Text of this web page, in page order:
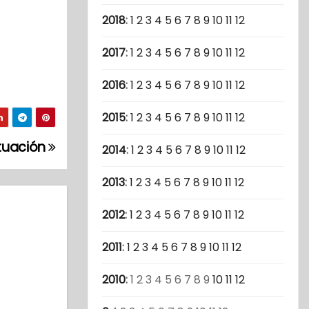
2018:1 23 4 56 7 8 91011 12
2017:1 23 4 56 7 8 91011 12
2016:1 23 4 56 7 8 91011 12
2015:1 23 4 56 7 8 91011 12
2014:1 23 4 56 7 8 91011 12
2013:1 23 4 56 7 8 91011 12
2012:1 23 4 56 7 8 91011 12
2011:1 23 4 56 7 8 91011 12
2010:1 23 4 5 6 7 8 9 1011 12